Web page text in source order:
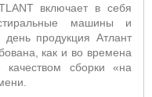
включает в себя
машины и
продукция Атлант
как и во времена
сборки «на